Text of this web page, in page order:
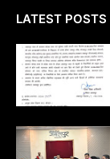
LATEST POSTS